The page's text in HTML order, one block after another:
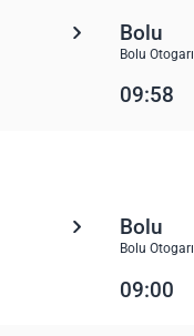
Bolu
Bolu Otogarı
09:58
Bolu
Bolu Otogarı
09:00